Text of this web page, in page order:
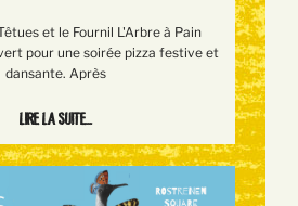
et le Fournil L'Arbre à Pain
pour une soirée pizza festive et
dansante. Après
Lire la suite...